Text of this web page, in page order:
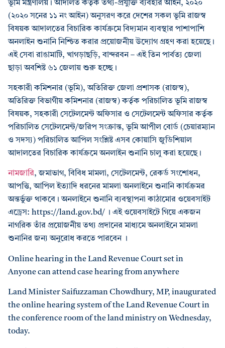
ভূমি মন্ত্রণালয়। আদালত কর্তৃক তথ্য-প্রযুক্তি ব্যবহার আইন, ২০২০
(২০২০ সনের ১১ নং আইন) অনুসরণ করে দেশের সকল ভূমি রাজস্ব
বিষয়ক আদালতের বিচারিক কার্যক্রমে বিদ্যমান ব্যবস্থার পাশাপাশি
অনলাইন শুনানি নিশ্চিত করার প্রয়োজনীয় উদ্যোগ গ্রহণ করা হয়েছে।
এই সেবা রাঙামাটি, খাগড়াছড়ি, বান্দরবন – এই তিন পার্বত্য জেলা
ছাড়া অবশিষ্ট ৬১ জেলায় শুরু হচ্ছে।
সহকারী কমিশনার (ভূমি), অতিরিক্ত জেলা প্রশাসক (রাজস্ব),
অতিরিক্ত বিভাগীয় কমিশনার (রাজস্ব) কর্তৃক পরিচালিত ভূমি রাজস্ব
বিষয়ক, সহকারী সেটেলমেন্ট অফিসার ও সেটেলমেন্ট অফিসার কর্তৃক
পরিচালিত সেটেলমেন্ট/জরিপ সংক্রান্ত, ভূমি আপীল বোর্ড (চেয়ারম্যান
ও সদস্য) পরিচালিত আপিল সংশ্লিষ্ট এসব কোয়াসি জুডিশিয়াল
আদালতের বিচারিক কার্যক্রমে অনলাইন শুনানি চালু করা হয়েছে।
নামজারি, জমাভাগ, বিবিধ মামলা, সেটেলমেন্ট, রেকর্ড সংশোধন,
আপত্তি, আপিল ইত্যাদি ধরনের মামলা অনলাইনে শুনানি কার্যক্রমর
অন্তর্ভুক্ত থাকবে। অনলাইনে শুনানি ব্যবস্থাপনা কাঠামোর ওয়েবসাইট
এড্রেস: https://land.gov.bd/ । এই ওয়েবসাইটে গিয়ে একজন
নাগরিক তাঁর প্রয়োজনীয় তথ্য প্রদানের মাধ্যমে অনলাইনে মামলা
শুনানির জন্য অনুরোধ করতে পারবেন ।
Online hearing in the Land Revenue Court set in
Anyone can attend case hearing from anywhere
Land Minister Saifuzzaman Chowdhury, MP, inaugurated
the online hearing system of the Land Revenue Court in
the conference room of the land ministry on Wednesday,
today.